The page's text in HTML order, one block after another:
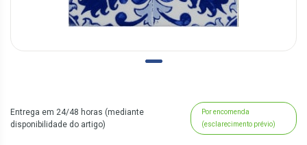
Entrega em 24/48 horas (mediante
disponibilidade do artigo)
Por encomenda
(esclarecimento prévio)